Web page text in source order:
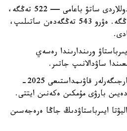
ال، استانا قالاسى بويىنشا دوللاردى ساتۋ باعامى — 522 تەڭگە،
ساتىپ الۋ قۇنى — 526 تەڭگە. ەۋرو 543 تەڭگەدەن ساتىلىپ،
ورىندارىندا رەسەي
وسىعان دەيىن قازاقستان قارجىگەرلەر قاۋىمداستىعى 2025-
ايىرباستاۋدىڭ جاڭا ەرەجەسىن